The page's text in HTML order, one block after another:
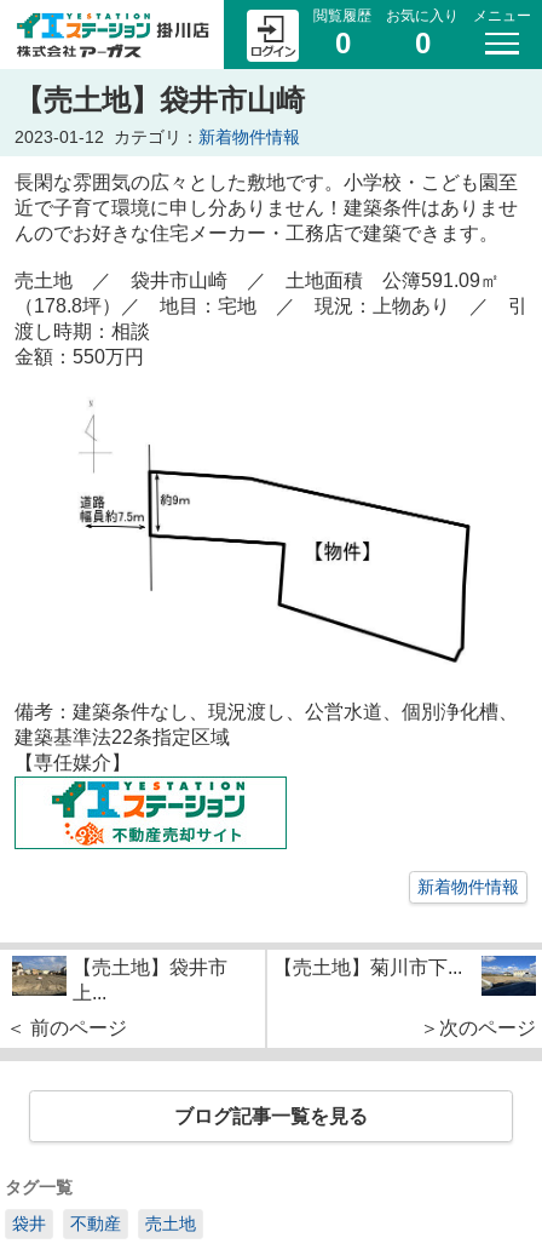
閲覧履歴
0
お気に入り
0
メニュー
【売土地】袋井市山崎
2023-01-12 カテゴリ： 新着物件情報
長閑な雰囲気の広々とした敷地です。小学校・こども園至
近で子育て環境に申し分ありません！建築条件はありませ
んのでお好きな住宅メーカー・工務店で建築できます。
売土地 ／ 袋井市山崎 ／ 土地面積 公簿591.09㎡
（178.8坪）／ 地目：宅地 ／ 現況：上物あり ／ 引
渡し時期：相談
金額：550万円
備考：建築条件なし、現況渡し、公営水道、個別浄化槽、
建築基準法22条指定区域
【専任媒介】
新着物件情報
【売土地】袋井市
上...
＜ 前のページ
【売土地】菊川市下...
＞次のページ
ブログ記事一覧を見る
タグ一覧
袋井
不動産 売土地